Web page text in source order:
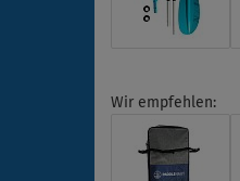
Wir empfehlen: